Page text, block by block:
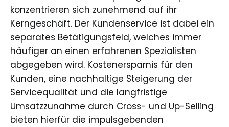
konzentrieren sich zunehmend auf ihr
Kerngeschäft. Der Kundenservice ist dabei ein
separates Betätigungsfeld, welches immer
häufiger an einen erfahrenen Spezialisten
abgegeben wird. Kostenersparnis für den
Kunden, eine nachhaltige Steigerung der
Servicequalität und die langfristige
Umsatzzunahme durch Cross- und Up-Selling
bieten hierfür die impulsgebenden